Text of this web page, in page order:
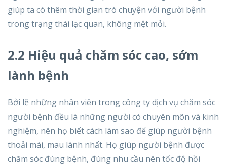
giúp ta có thêm thời gian trò chuyện với người bệnh
trong trạng thái lạc quan, không mệt mỏi.
2.2 Hiệu quả chăm sóc cao, sớm
lành bệnh
Bởi lẽ những nhân viên trong công ty dịch vụ chăm sóc
người bệnh đều là những người có chuyên môn và kinh
nghiệm, nên họ biết cách làm sao để giúp người bệnh
thoải mái, mau lành nhất. Họ giúp người bệnh được
chăm sóc đúng bệnh, đúng nhu cầu nên tốc độ hồi